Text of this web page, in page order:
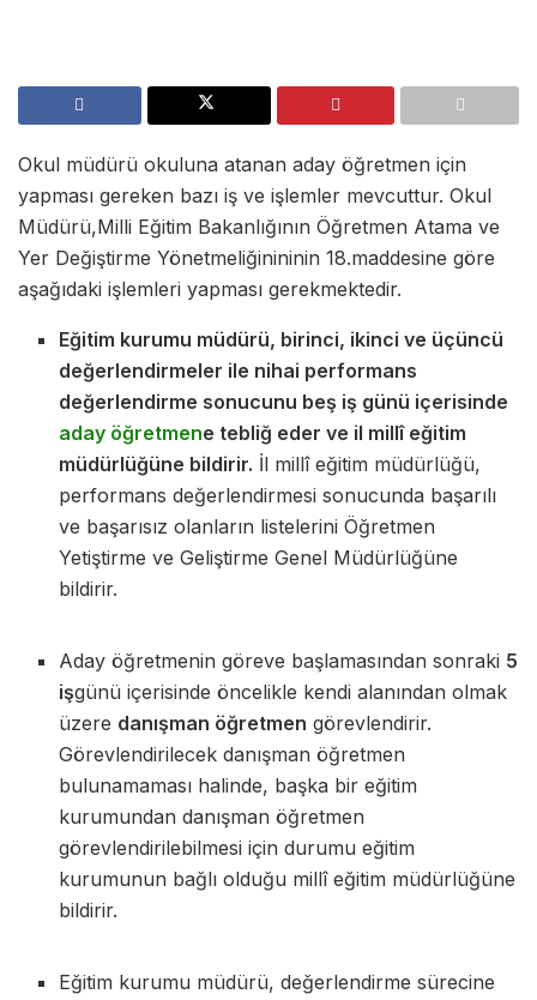
Okul müdürü okuluna atanan aday öğretmen için
yapması gereken bazı iş ve işlemler mevcuttur. Okul
Müdürü,Milli Eğitim Bakanlığının Öğretmen Atama ve
Yer Değiştirme Yönetmeliğinininin 18.maddesine göre
aşağıdaki işlemleri yapması gerekmektedir.
Eğitim kurumu müdürü, birinci, ikinci ve üçüncü
değerlendirmeler ile nihai performans
değerlendirme sonucunu beş iş günü içerisinde
aday öğretmene tebliğ eder ve il millî eğitim
müdürlüğüne bildirir. İl millî eğitim müdürlüğü,
performans değerlendirmesi sonucunda başarılı
ve başarısız olanların listelerini Öğretmen
Yetiştirme ve Geliştirme Genel Müdürlüğüne
bildirir.
Aday öğretmenin göreve başlamasından sonraki 5
işgünü içerisinde öncelikle kendi alanından olmak
üzere danışman öğretmen görevlendirir.
Görevlendirilecek danışman öğretmen
bulunamaması halinde, başka bir eğitim
kurumundan danışman öğretmen
görevlendirilebilmesi için durumu eğitim
kurumunun bağlı olduğu millî eğitim müdürlüğüne
bildirir.
Eğitim kurumu müdürü, değerlendirme sürecine